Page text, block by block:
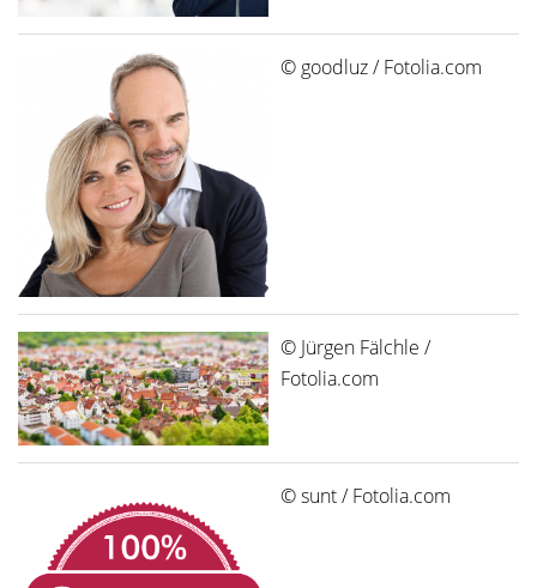
© goodluz / Fotolia.com
© Jürgen Fälchle /
Fotolia.com
© sunt / Fotolia.com